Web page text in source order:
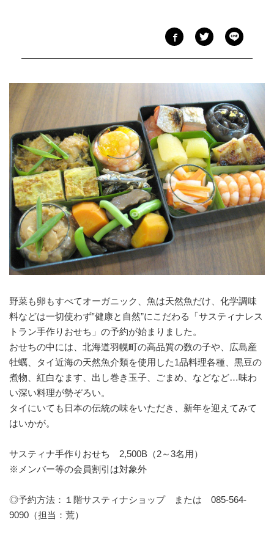
野菜も卵もすべてオーガニック、魚は天然魚だけ、化学調味
料などは一切使わず‟健康と自然”にこだわる「サスティナレス
トラン手作りおせち」の予約が始まりました。
おせちの中には、北海道羽幌町の高品質の数の子や、広島産
牡蠣、タイ近海の天然魚介類を使用した1品料理各種、黒豆の
煮物、紅白なます、出し巻き玉子、ごまめ、などなど…味わ
い深い料理が勢ぞろい。
タイにいても日本の伝統の味をいただき、新年を迎えてみて
はいかが。
サスティナ手作りおせち 2,500B（2～3名用）
※メンバー等の会員割引は対象外
◎予約方法：１階サスティナショップ または 085-564-
9090（担当：荒）